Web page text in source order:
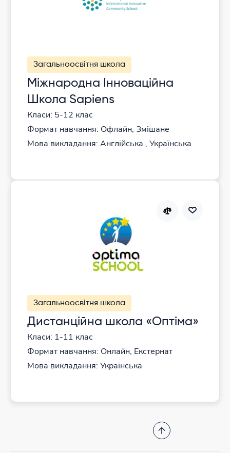
Загальноосвітня школа
Міжнародна Інноваційна
Школа Sapiens
Класи: 5-12 клас
Формат навчання: Офлайн, Змішане
Мова викладання: Англійська , Українська
Загальноосвітня школа
Дистанційна школа «Оптіма»
Класи: 1-11 клас
Формат навчання: Онлайн, Екстернат
Мова викладання: Українська